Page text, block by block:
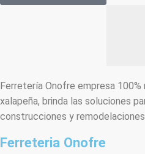
Ferretería Onofre empresa
xalapeña, brinda las soluciones
construcciones y
Ferreteria Onofre